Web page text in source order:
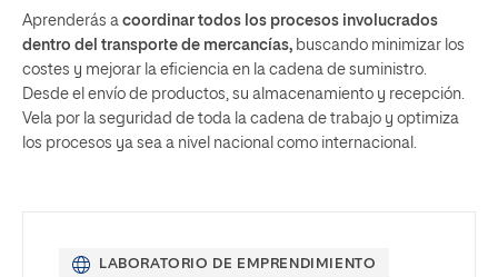
Aprenderás a coordinar todos los procesos involucrados
dentro del transporte de mercancías, buscando minimizar los
costes y mejorar la eficiencia en la cadena de suministro.
Desde el envío de productos, su almacenamiento y recepción.
Vela por la seguridad de toda la cadena de trabajo y optimiza
los procesos ya sea a nivel nacional como internacional.
LABORATORIO DE EMPRENDIMIENTO